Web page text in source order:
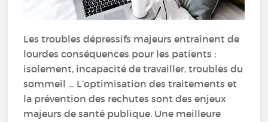
Les troubles dépressifs majeurs entraînent de
lourdes conséquences pour les patients :
isolement, incapacité de travailler, troubles du
sommeil … L’optimisation des traitements et
la prévention des rechutes sont des enjeux
majeurs de santé publique. Une meilleure